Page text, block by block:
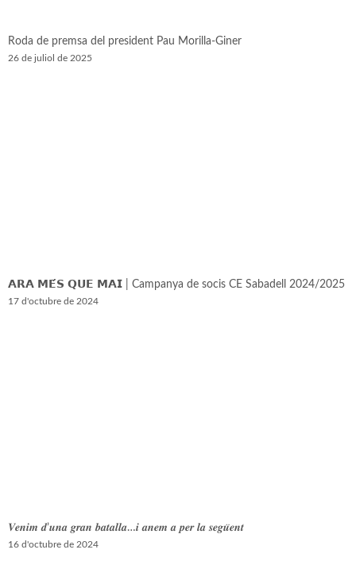
Roda de premsa del president Pau Morilla-Giner
26 de juliol de 2025
𝗔𝗥𝗔 𝗠𝗘́𝗦 𝗤𝗨𝗘 𝗠𝗔𝗜 | Campanya de socis CE Sabadell 2024/2025
17 d'octubre de 2024
𝑽𝒆𝒏𝒊𝒎 𝒅’𝒖𝒏𝒂 𝒈𝒓𝒂𝒏 𝒃𝒂𝒕𝒂𝒍𝒍𝒂…𝒊 𝒂𝒏𝒆𝒎 𝒂 𝒑𝒆𝒓 𝒍𝒂 𝒔𝒆𝒈𝒖̈𝒆𝒏𝒕
16 d'octubre de 2024